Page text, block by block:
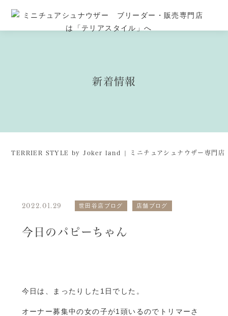
新着情報
TERRIER STYLE by Joker land | ミニチュアシュナウザー専門店
2022.01.29 世田谷店ブログ 店舗ブログ
今日のパピーちゃん
今日は、まったりした1日でした。
オーナー募集中の女の子が1頭いるのでトリマーさ